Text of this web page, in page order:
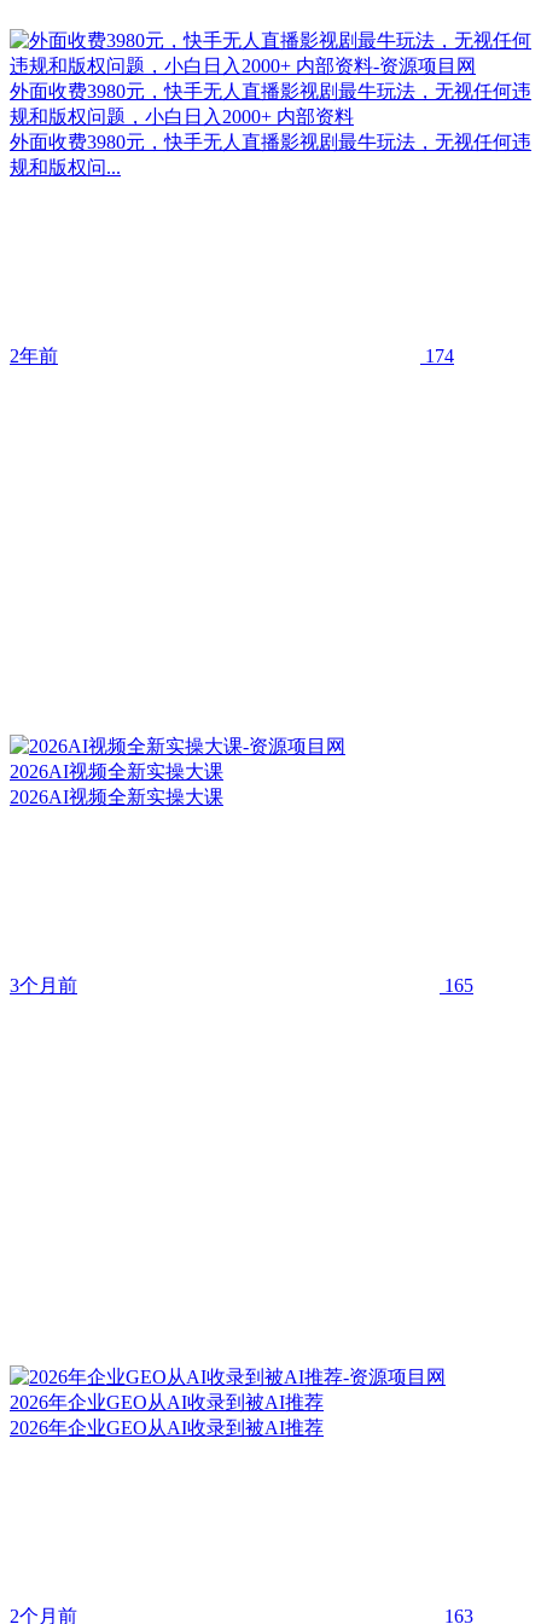
外面收费3980元，快手无人直播影视剧最牛玩法，无视任何违
规和版权问题，小白日入2000+ 内部资料
外面收费3980元，快手无人直播影视剧最牛玩法，无视任何违
规和版权问...
2年前 174
2026AI视频全新实操大课
2026AI视频全新实操大课
3个月前 165
2026年企业GEO从AI收录到被AI推荐
2026年企业GEO从AI收录到被AI推荐
2个月前 163